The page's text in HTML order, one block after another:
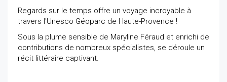
Regards sur le temps offre un voyage incroyable à
travers l'Unesco Géoparc de Haute-Provence !
Sous la plume sensible de Maryline Féraud et enrichi de
contributions de nombreux spécialistes, se déroule un
récit littéraire captivant.